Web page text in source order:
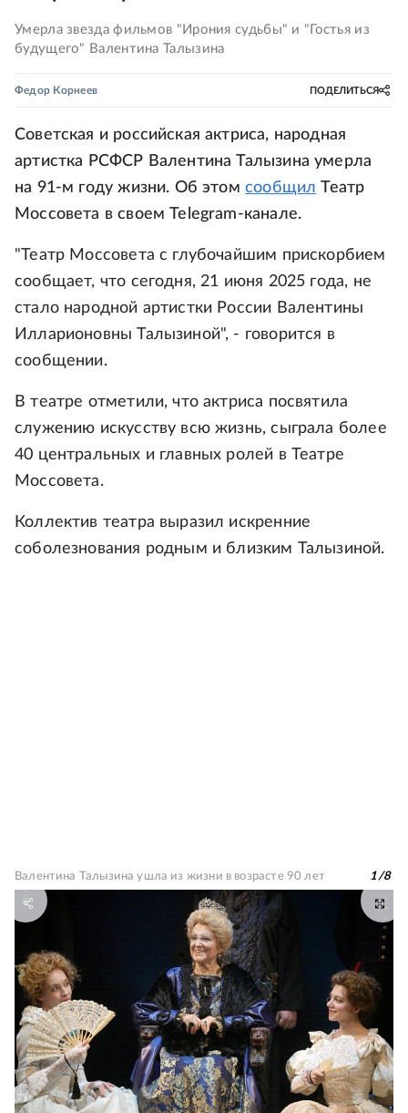
Умерла звезда фильмов "Ирония судьбы" и "Гостья из
будущего" Валентина Талызина
Федор Корнеев ПОДЕЛИТЬСЯ
Советская и российская актриса, народная
артистка РСФСР Валентина Талызина умерла
на 91-м году жизни. Об этомсообщил Театр
Моссовета в своем Telegram-канале.
"Театр Моссовета с глубочайшим прискорбием
сообщает, что сегодня, 21 июня 2025 года, не
стало народной артистки России Валентины
Илларионовны Талызиной", - говорится в
сообщении.
В театре отметили, что актриса посвятила
служению искусству всю жизнь, сыграла более
40 центральных и главных ролей в Театре
Моссовета.
Коллектив театра выразил искренние
соболезнования родным и близким Талызиной.
Валентина Талызина ушла из жизни в возрасте 90 лет 1/8